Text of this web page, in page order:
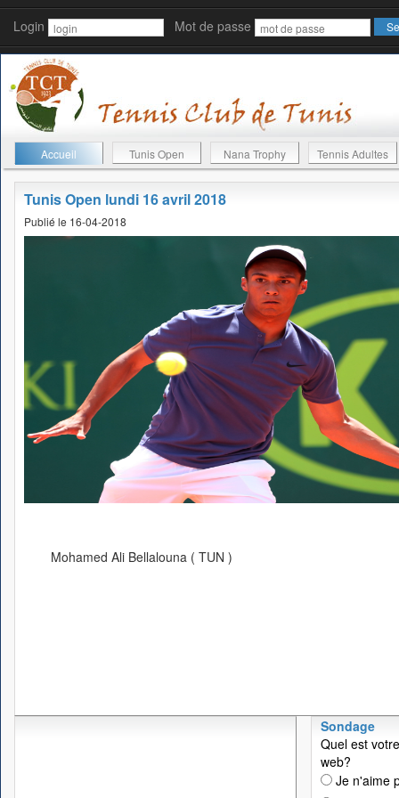
Login Mot de passe
Accueil Tunis Open Nana Trophy Tennis Adultes
Tunis Open lundi 16 avril 2018
Publié le 16-04-2018
Mohamed Ali Bellalouna ( TUN )
Sondage
Quel est
web?
Je n'aime